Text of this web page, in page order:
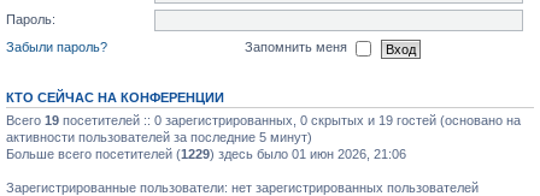
Пароль:
Забыли пароль?
Запомнить меня
КТО СЕЙЧАС НА КОНФЕРЕНЦИИ
Всего 19 посетителей :: 0 зарегистрированных, 0 скрытых и 19 гостей (основано на
активности пользователей за последние 5 минут)
Больше всего посетителей (1229) здесь было 01 июн 2026, 21:06
Зарегистрированные пользователи: нет зарегистрированных пользователей